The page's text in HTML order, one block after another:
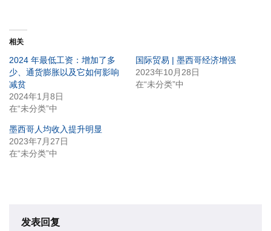
相关
2024 年最低工资：增加了多
少、通货膨胀以及它如何影响
减贫
2024年1月8日
在“未分类”中
国际贸易 | 墨西哥经济增强
2023年10月28日
在“未分类”中
墨西哥人均收入提升明显
2023年7月27日
在“未分类”中
发表回复